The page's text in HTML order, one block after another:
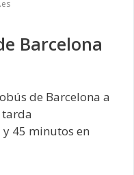
Barcelona
de Barcelona a
tarda
45 minutos en